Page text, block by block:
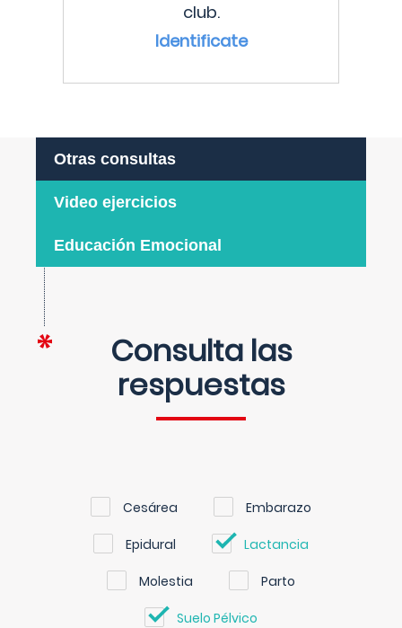
club.
Identificate
Otras consultas
Video ejercicios
Educación Emocional
Consulta las
respuestas
Cesárea Embarazo
Epidural Lactancia
Molestia Parto
Suelo Pélvico